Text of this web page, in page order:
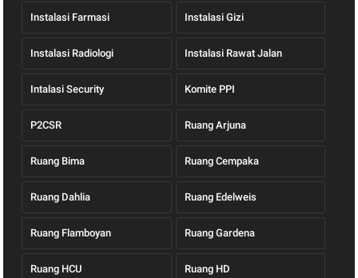
Instalasi Farmasi Instalasi Gizi
Instalasi Radiologi Instalasi Rawat Jalan
Intalasi Security Komite PPI
P2CSR Ruang Arjuna
Ruang Bima Ruang Cempaka
Ruang Dahlia Ruang Edelweis
Ruang Flamboyan Ruang Gardena
Ruang HCU Ruang HD